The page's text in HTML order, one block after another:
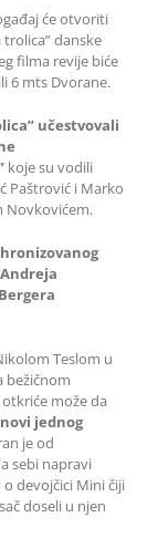
će otvoriti
danske
filma revije biće
6 mts Dvorane.
učestvovali
koje su vodili
Paštrović i Marko
Novkovićem.
Andreja
Teslom u
bežičnom
može da
jednog
je od
sebi napravi
o devojčici Mini čiji
doseli u njen